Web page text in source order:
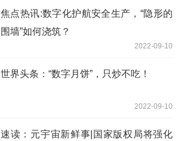
焦点热讯:数字化护航安全生产，“隐形的
围墙”如何浇筑？
2022-09-10
世界头条：“数字月饼”，只炒不吃！
2022-09-10
速读：元宇宙新鲜事|国家版权局将强化